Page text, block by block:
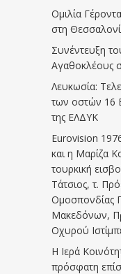
Ομιλία
στη
Συνέντευξη
Αγαθοκλέους
Λευκωσία:
των οστών 16
της ΕΛΔΥΚ
Eurovision
και η Μαρίζα
τουρκική
Τάτσιος, τ.
Ομοσπονδίας
Μακεδόνων,
Οχυρού
Η Ιερά
πρόσφατη